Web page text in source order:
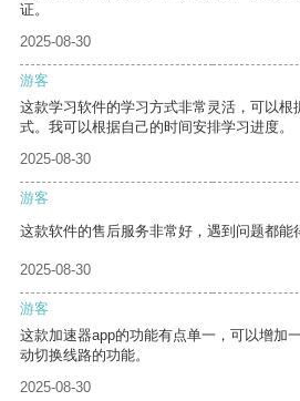
证。
2025-08-30
游客
这款学习软件的学习方式非常灵活，可以根
式。我可以根据自己的时间安排学习进度。
2025-08-30
游客
这款软件的售后服务非常好，遇到问题都能
2025-08-30
游客
这款加速器app的功能有点单一，可以增加
动切换线路的功能。
2025-08-30